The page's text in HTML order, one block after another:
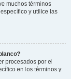
muchos términos
y utilice las
procesados por el
en los términos y